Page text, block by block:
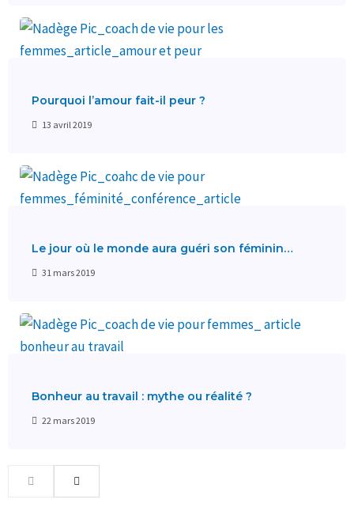
Pourquoi l’amour fait-il peur ?
13 avril 2019
Le jour où le monde aura guéri son féminin…
31 mars 2019
Bonheur au travail : mythe ou réalité ?
22 mars 2019